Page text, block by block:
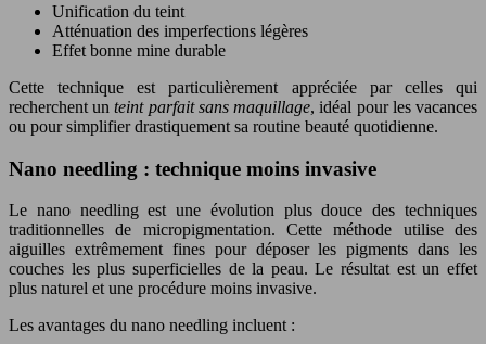
Unification du teint
Atténuation des imperfections légères
Effet bonne mine durable
Cette technique est particulièrement appréciée par celles qui
recherchent unteint parfait sans maquillage, idéal pour les vacances
ou pour simplifier drastiquement sa routine beauté quotidienne.
Nano needling : technique moins invasive
Le nano needling est une évolution plus douce des techniques
traditionnelles de micropigmentation. Cette méthode utilise des
aiguilles extrêmement fines pour déposer les pigments dans les
couches les plus superficielles de la peau. Le résultat est un effet
plus naturel et une procédure moins invasive.
Les avantages du nano needling incluent :